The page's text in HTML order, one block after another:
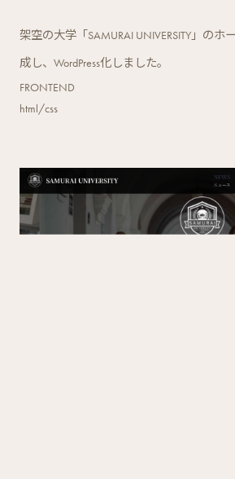
架空の大学「SAMURAI UNIVERSITY」のホ
成し、WordPress化しました。
FRONTEND
html/css